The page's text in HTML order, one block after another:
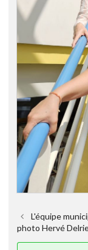
L'équipe
photo Hervé